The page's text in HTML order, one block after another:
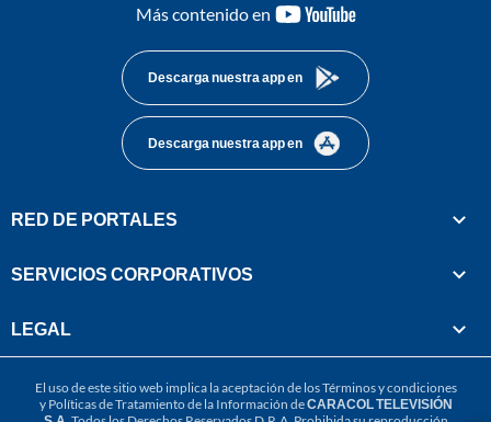
Más contenido en
youtube-
Descarga nuestra app en
Descarga nuestra app en
RED DE PORTALES
SERVICIOS CORPORATIVOS
LEGAL
El uso de este sitio web implica la aceptación de losTérminos y condiciones
y Políticas de Tratamiento de la Información deCARACOL TELEVISIÓN